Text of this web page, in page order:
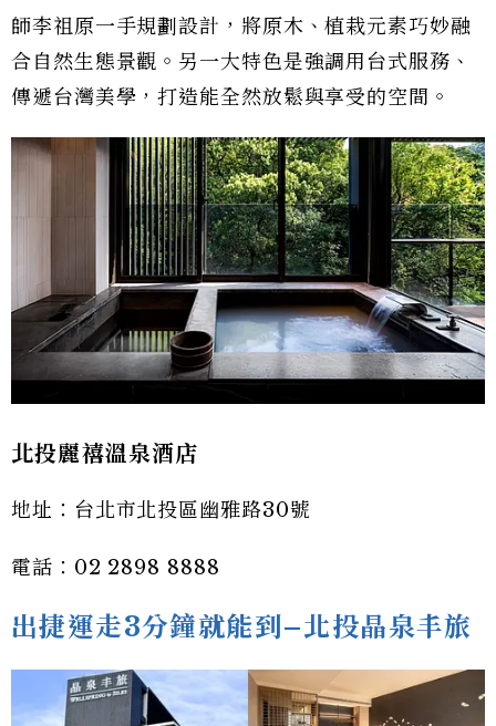
師李祖原一手規劃設計，將原木、植栽元素巧妙融
合自然生態景觀。另一大特色是強調用台式服務、
傳遞台灣美學，打造能全然放鬆與享受的空間。
北投麗禧溫泉酒店
地址：台北市北投區幽雅路30號
電話：02 2898 8888
出捷運走3分鐘就能到–北投晶泉丰旅